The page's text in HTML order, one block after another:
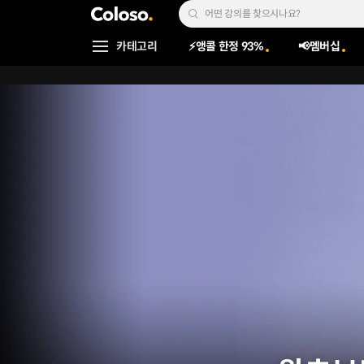
콜로소
Search Input
Coloso Menu
카테고리 ⚡앵콜 한정 93% 📢멤버십